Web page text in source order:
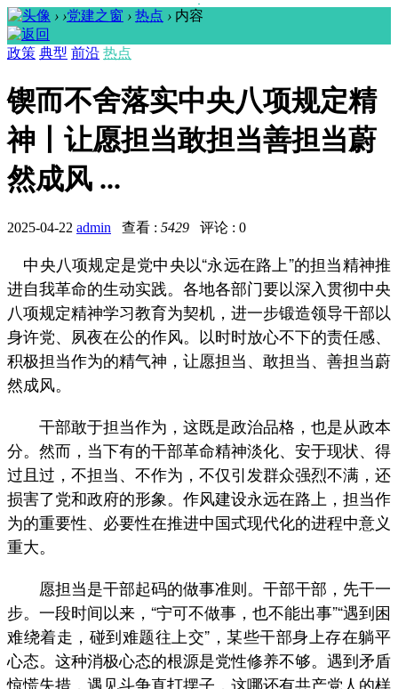
› ›党建之窗 › 热点 › 内容
政策 典型 前沿 热点
锲而不舍落实中央八项规定精
神丨让愿担当敢担当善担当蔚
然成风 ...
2025-04-22 admin 查看 : 5429 评论 : 0
中央八项规定是党中央以“永远在路上”的担当精神推
进自我革命的生动实践。各地各部门要以深入贯彻中央
八项规定精神学习教育为契机，进一步锻造领导干部以
身许党、夙夜在公的作风。以时时放心不下的责任感、
积极担当作为的精气神，让愿担当、敢担当、善担当蔚
然成风。
干部敢于担当作为，这既是政治品格，也是从政本
分。然而，当下有的干部革命精神淡化、安于现状、得
过且过，不担当、不作为，不仅引发群众强烈不满，还
损害了党和政府的形象。作风建设永远在路上，担当作
为的重要性、必要性在推进中国式现代化的进程中意义
重大。
愿担当是干部起码的做事准则。干部干部，先干一
步。一段时间以来，“宁可不做事，也不能出事”“遇到困
难绕着走，碰到难题往上交”，某些干部身上存在躺平
心态。这种消极心态的根源是党性修养不够。遇到矛盾
惊慌失措，遇见斗争直打摆子，这哪还有共产党人的样